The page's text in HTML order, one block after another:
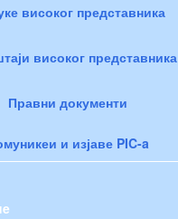
високог представника
високог представника
Правни документи
и изјаве PIC-a